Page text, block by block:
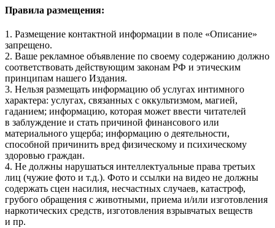
Правила размещения:
1. Размещение контактной информации в поле «Описание»
запрещено.
2. Ваше рекламное объявление по своему содержанию должно
соответствовать действующим законам РФ и этическим
принципам нашего Издания.
3. Нельзя размещать информацию об услугах интимного
характера: услугах, связанных с оккультизмом, магией,
гаданием; информацию, которая может ввести читателей
в заблуждение и стать причиной финансового или
материального ущерба; информацию о деятельности,
способной причинить вред физическому и психическому
здоровью граждан.
4. Не должны нарушаться интеллектуальные права третьих
лиц (чужие фото и т.д.). Фото и ссылки на видео не должны
содержать сцен насилия, несчастных случаев, катастроф,
грубого обращения с животными, приема и/или изготовления
наркотических средств, изготовления взрывчатых веществ
и пр.